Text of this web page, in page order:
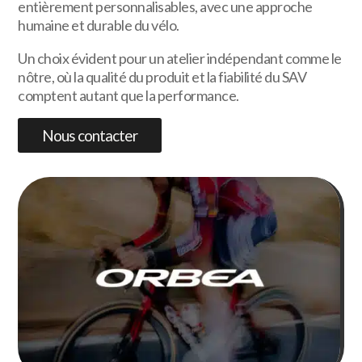
entièrement personnalisables, avec une approche
humaine et durable du vélo.
Un choix évident pour un atelier indépendant comme le
nôtre, où la qualité du produit et la fiabilité du SAV
comptent autant que la performance.
Nous contacter